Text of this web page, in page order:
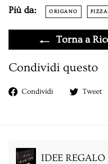
Più da: ORIGANO
Torna a
Condividi questo
Condividi
Condividi
Tweet
IDEE REGALO